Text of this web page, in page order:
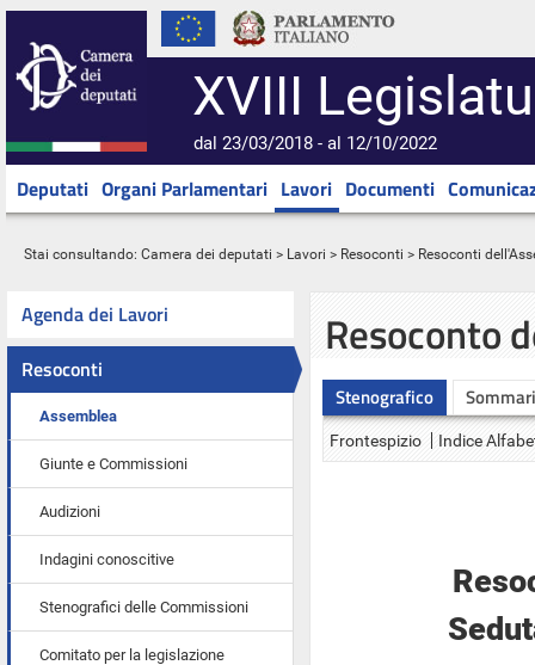
XVIII
dal 23/03/2018 - al 12/10/2022
Deputati Organi Parlamentari Lavori Documenti
Stai consultando: Camera dei deputati > Lavori > Resoconti > Resoconti
Agenda dei Lavori
Resoconti
Assemblea
Giunte e Commissioni
Audizioni
Indagini conoscitive
Stenografici delle Commissioni
Comitato per la legislazione
Resoconto
Stenografico
Frontespizio Indice